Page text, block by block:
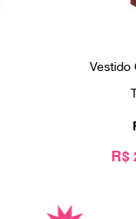
Vestido
R$